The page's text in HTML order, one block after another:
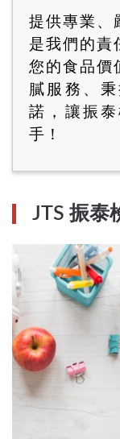
提供專業、
是我們的責
您的食品價
膩服務、
諾，讓振
手！
JTS 振泰